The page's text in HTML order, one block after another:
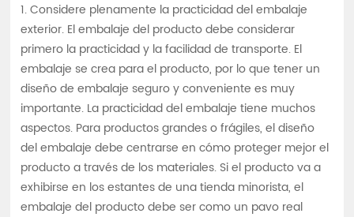
1. Considere plenamente la practicidad del embalaje
exterior. El embalaje del producto debe considerar
primero la practicidad y la facilidad de transporte. El
embalaje se crea para el producto, por lo que tener un
diseño de embalaje seguro y conveniente es muy
importante. La practicidad del embalaje tiene muchos
aspectos. Para productos grandes o frágiles, el diseño
del embalaje debe centrarse en cómo proteger mejor el
producto a través de los materiales. Si el producto va a
exhibirse en los estantes de una tienda minorista, el
embalaje del producto debe ser como un pavo real